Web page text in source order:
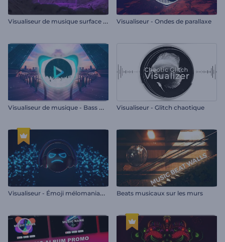
V
isualiseur de musique surface de Mars Visualiseur - Ondes de parallaxe
V
isualiseur de musique - Bass Drops Visualiseur - Glitch chaotique
V
isualiseur - Émoji mélomaniaque Beats musicaux sur les murs